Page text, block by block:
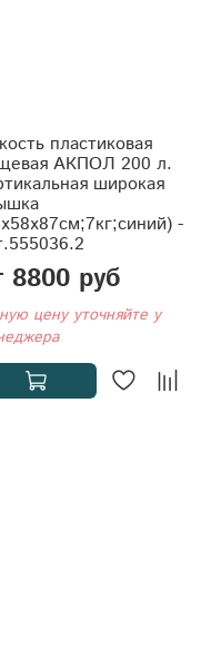
пластиковая
АКПОЛ 200 л.
широкая
-
8800 руб
цену уточняйте у